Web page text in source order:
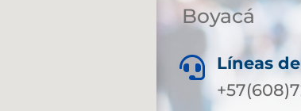
Boyacá

Líneas